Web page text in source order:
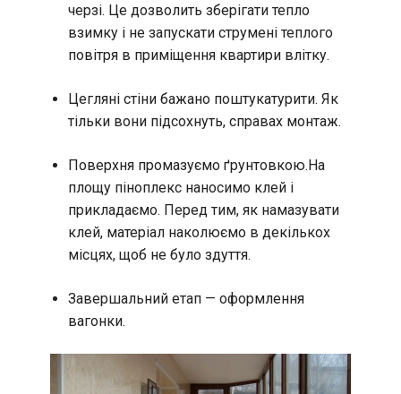
черзі. Це дозволить зберігати тепло
взимку і не запускати струмені теплого
повітря в приміщення квартири влітку.
Цегляні стіни бажано поштукатурити. Як
тільки вони підсохнуть, справах монтаж.
Поверхня промазуємо ґрунтовкою.На
площу піноплекс наносимо клей і
прикладаємо. Перед тим, як намазувати
клей, матеріал наколюємо в декількох
місцях, щоб не було здуття.
Завершальний етап — оформлення
вагонки.